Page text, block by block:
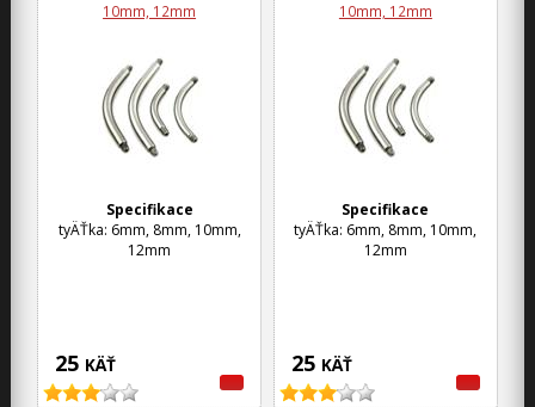
10mm, 12mm
25 KÄŤ
Specifikace
tyÄŤka: 6mm, 8mm, 10mm,
12mm
10mm, 12mm
25 KÄŤ
Specifikace
tyÄŤka: 6mm, 8mm, 10mm,
12mm